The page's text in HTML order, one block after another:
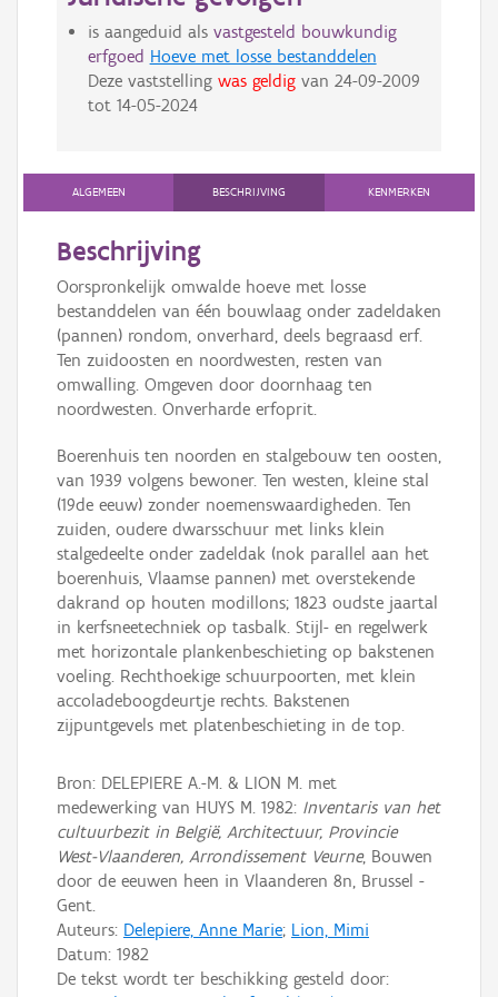
is aangeduid als vastgesteld bouwkundig
erfgoed Hoeve met losse bestanddelen
Deze vaststelling was geldigvan 24-09-2009
tot 14-05-2024
ALGEMEEN BESCHRIJVING KENMERKEN
Beschrijving
Oorspronkelijk omwalde hoeve met losse
bestanddelen van één bouwlaag onder zadeldaken
(pannen) rondom, onverhard, deels begraasd erf.
Ten zuidoosten en noordwesten, resten van
omwalling. Omgeven door doornhaag ten
noordwesten. Onverharde erfoprit.
Boerenhuis ten noorden en stalgebouw ten oosten,
van 1939 volgens bewoner. Ten westen, kleine stal
(19de eeuw) zonder noemenswaardigheden. Ten
zuiden, oudere dwarsschuur met links klein
stalgedeelte onder zadeldak (nok parallel aan het
boerenhuis, Vlaamse pannen) met overstekende
dakrand op houten modillons; 1823 oudste jaartal
in kerfsneetechniek op tasbalk. Stijl- en regelwerk
met horizontale plankenbeschieting op bakstenen
voeling. Rechthoekige schuurpoorten, met klein
accoladeboogdeurtje rechts. Bakstenen
zijpuntgevels met platenbeschieting in de top.
Bron: DELEPIERE A.-M. & LION M. met
medewerking van HUYS M. 1982: Inventaris van het
cultuurbezit in België, Architectuur, Provincie
West-Vlaanderen, Arrondissement Veurne, Bouwen
door de eeuwen heen in Vlaanderen 8n, Brussel -
Gent.
Auteurs: Delepiere, Anne Marie; Lion, Mimi
Datum: 1982
De tekst wordt ter beschikking gesteld door: